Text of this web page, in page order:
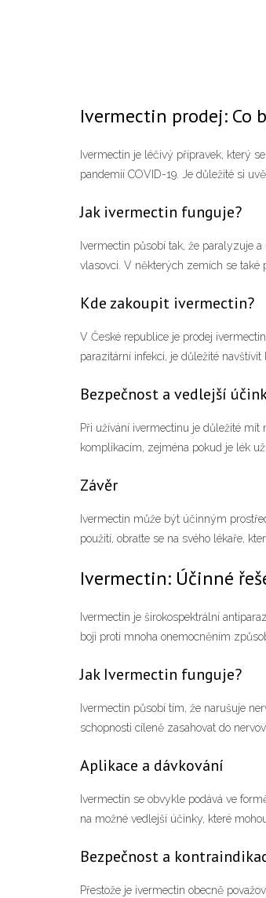
Ivermectin prodej: Co
Ivermectin je léčivý přípravek, který
pandemií COVID-19. Je důležité si
Jak ivermectin funguje?
Ivermectin působí tak, že paralyzuje
vlasovci. V některých zemích se také
Kde zakoupit ivermectin?
V České republice je prodej
parazitární infekci, je důležité
Bezpečnost a vedlejší
Při užívání ivermectinu je důležité
komplikacím, zejména pokud je lék
Závěr
Ivermectin může být účinným
použití, obraťte se na svého lékaře,
Ivermectin: Účinné
Ivermectin je širokospektrální
boji proti mnoha onemocněním
Jak Ivermectin funguje?
Ivermectin působí tím, že narušuje
schopnosti cíleně zasahovat do
Aplikace a dávkování
Ivermectin se obvykle podává ve
na možné vedlejší účinky, které
Bezpečnost a
Přestože je ivermectin obecně